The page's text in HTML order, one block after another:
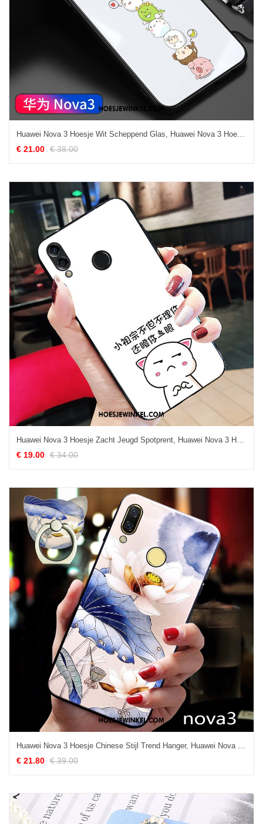
Huawei Nova 3 Hoesje Wit Scheppend Glas, Huawei Nova 3 Hoesje Persoonlijk Mooie
€ 21.00 € 38.00
Huawei Nova 3 Hoesje Zacht Jeugd Spotprent, Huawei Nova 3 Hoesje Bescherming Ondersteuning
€ 19.00 € 34.00
Huawei Nova 3 Hoesje Chinese Stijl Trend Hanger, Huawei Nova 3 Hoesje Scheppend Anti-fall
€ 21.80 € 39.00